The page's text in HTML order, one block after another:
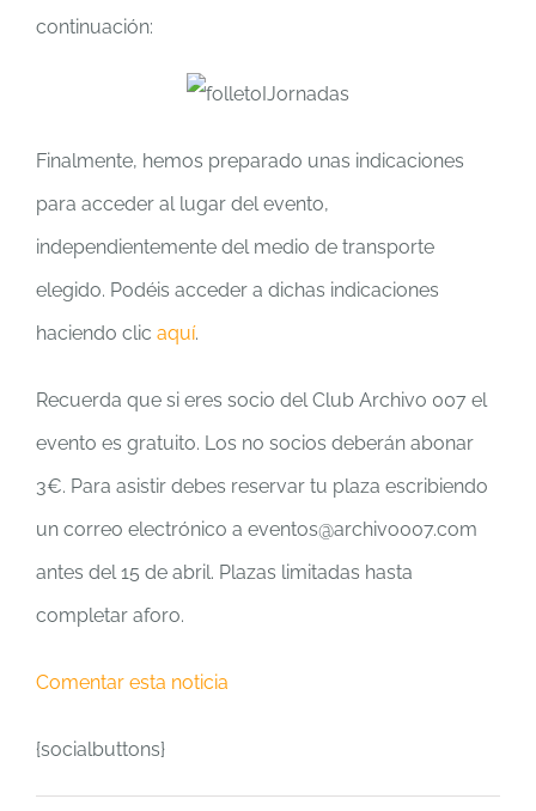
continuación:
Finalmente, hemos preparado unas indicaciones
para acceder al lugar del evento,
independientemente del medio de transporte
elegido. Podéis acceder a dichas indicaciones
haciendo clic aquí.
Recuerda que si eres socio del Club Archivo 007 el
evento es gratuito. Los no socios deberán abonar
3€. Para asistir debes reservar tu plaza escribiendo
un correo electrónico a eventos@archivo007.com
antes del 15 de abril. Plazas limitadas hasta
completar aforo.
Comentar esta noticia
{socialbuttons}